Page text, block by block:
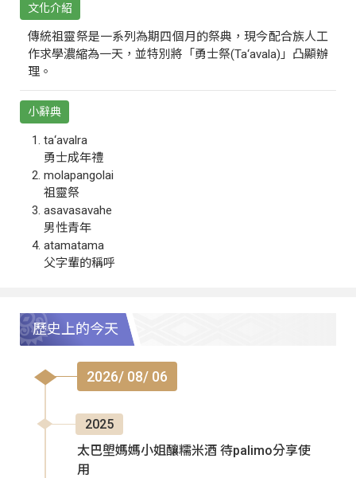
文化介紹
傳統祖靈祭是一系列為期四個月的祭典，現今配合族人工
作求學濃縮為一天，並特別將「勇士祭(Ta‘avala)」凸顯辦
理。
小辭典
ta‘avalra
勇士成年禮
molapangolai
祖靈祭
asavasavahe
男性青年
atamatama
父字輩的稱呼
歷史上的今天
2026/ 08/ 06
2025
太巴塱媽媽小姐釀糯米酒 待palimo分享使
用